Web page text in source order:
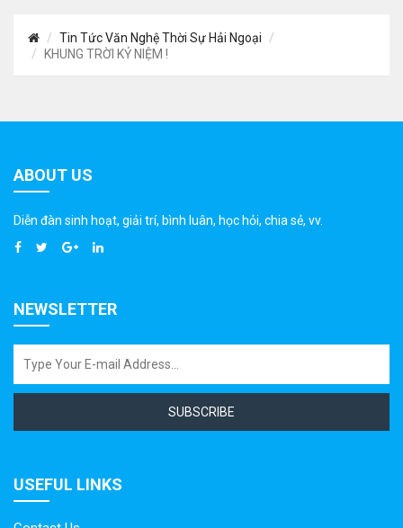
Tin Tức Văn Nghệ Thời Sự Hải Ngoại
KHUNG TRỜI KỶ NIỆM !
ABOUT US
Diễn đàn sinh hoạt, giải trí, bình luân, học hỏi, chia sẻ, vv.
NEWSLETTER
SUBSCRIBE
USEFUL LINKS